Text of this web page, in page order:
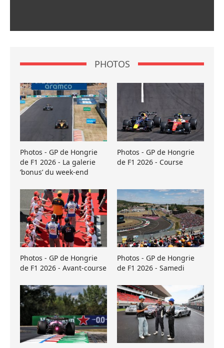
PHOTOS
Photos - GP de Hongrie
de F1 2026 - La galerie
’bonus’ du week-end
Photos - GP de Hongrie
de F1 2026 - Course
Photos - GP de Hongrie
de F1 2026 - Avant-course
Photos - GP de Hongrie
de F1 2026 - Samedi